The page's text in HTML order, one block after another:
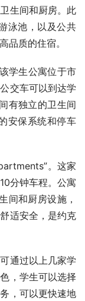
生间和厨房。此
泳池，以及公共
品质的住宿。
学生公寓位于市
交车可以到达学
有独立的卫生间
安保系统和停车
。这家
分钟车程。公寓
间和厨房设施，
适安全，是约克
通过以上几家学
，学生可以选择
，可以更快速地